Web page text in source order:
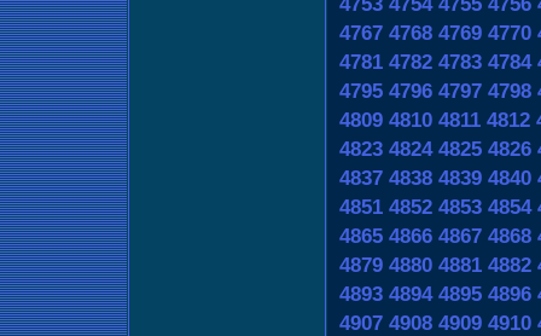
4767 4768 4769 4770
4781 4782 4783 4784
4795 4796 4797 4798
4809 4810 4811 4812
4823 4824 4825 4826
4837 4838 4839 4840
4851 4852 4853 4854
4865 4866 4867 4868
4879 4880 4881 4882
4893 4894 4895 4896
4907 4908 4909 4910